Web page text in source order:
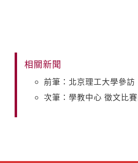
相關新聞
前筆：北京理工大學參訪
次筆：學教中心 徵文比